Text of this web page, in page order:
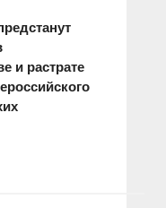
и растрате